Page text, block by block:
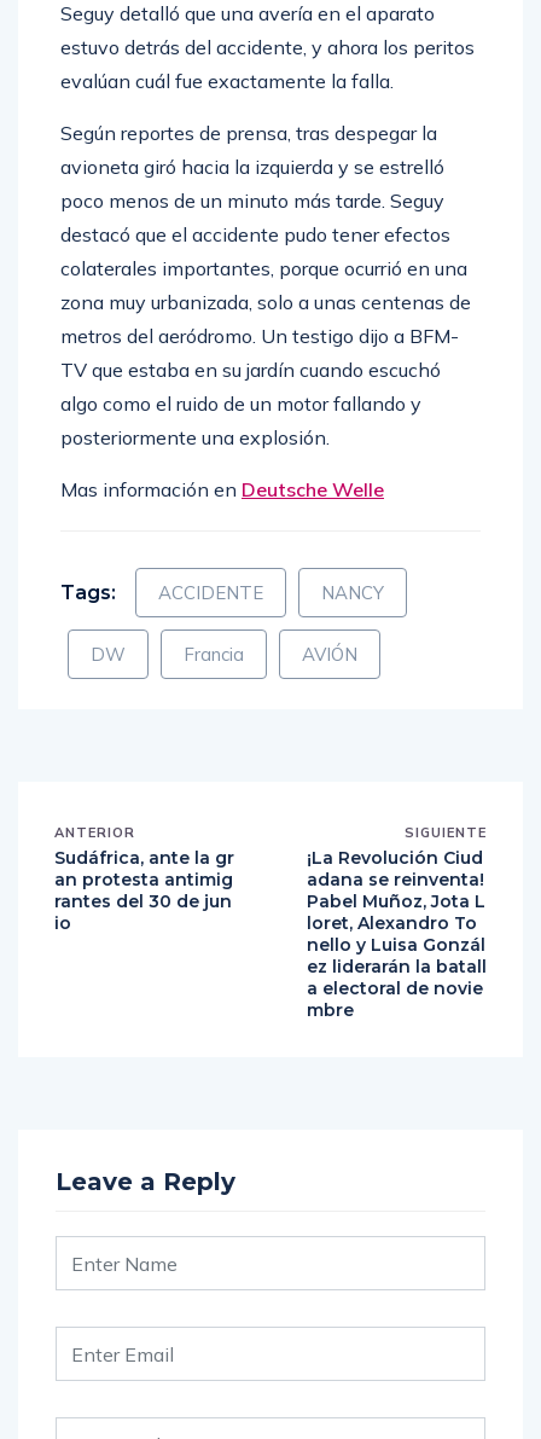
Seguy detalló que una avería en el aparato
estuvo detrás del accidente, y ahora los peritos
evalúan cuál fue exactamente la falla.
Según reportes de prensa, tras despegar la
avioneta giró hacia la izquierda y se estrelló
poco menos de un minuto más tarde. Seguy
destacó que el accidente pudo tener efectos
colaterales importantes, porque ocurrió en una
zona muy urbanizada, solo a unas centenas de
metros del aeródromo. Un testigo dijo a BFM-
TV que estaba en su jardín cuando escuchó
algo como el ruido de un motor fallando y
posteriormente una explosión.
Mas información en Deutsche Welle
Tags: ACCIDENTE NANCY
DW Francia AVIÓN
ANTERIOR
Sudáfrica, ante la gr
an protesta antimig
rantes del 30 de jun
io
SIGUIENTE
¡La Revolución Ciud
adana se reinventa!
Pabel Muñoz, Jota L
loret, Alexandro To
nello y Luisa Gonzál
ez liderarán la batall
a electoral de novie
mbre
Leave a Reply